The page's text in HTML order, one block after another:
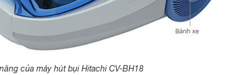
của máy hút bụi Hitachi CV-BH18